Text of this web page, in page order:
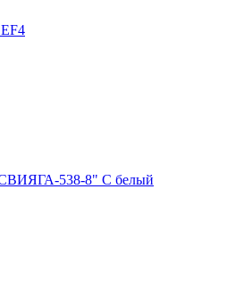
538-8" C белый